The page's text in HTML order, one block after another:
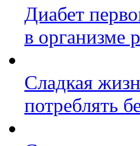
Диабет
в организме
Сладкая
потреблять